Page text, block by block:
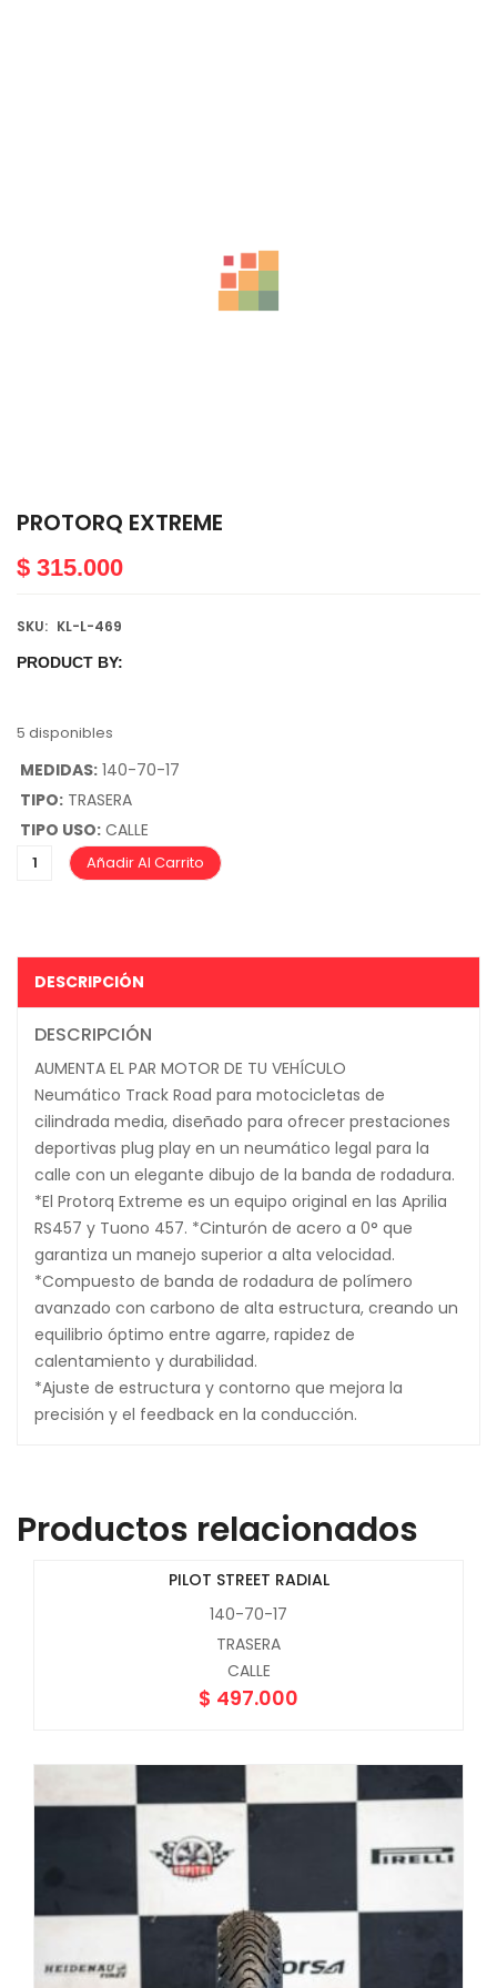
PROTORQ EXTREME
$ 315.000
SKU: KL-L-469
PRODUCT BY:
5 disponibles
MEDIDAS: 140-70-17
TIPO: TRASERA
TIPO USO: CALLE
Añadir Al Carrito
DESCRIPCIÓN
DESCRIPCIÓN
AUMENTA EL PAR MOTOR DE TU VEHÍCULO
Neumático Track Road para motocicletas de
cilindrada media, diseñado para ofrecer prestaciones
deportivas plug play en un neumático legal para la
calle con un elegante dibujo de la banda de rodadura.
*El Protorq Extreme es un equipo original en las Aprilia
RS457 y Tuono 457. *Cinturón de acero a 0° que
garantiza un manejo superior a alta velocidad.
*Compuesto de banda de rodadura de polímero
avanzado con carbono de alta estructura, creando un
equilibrio óptimo entre agarre, rapidez de
calentamiento y durabilidad.
*Ajuste de estructura y contorno que mejora la
precisión y el feedback en la conducción.
Productos relacionados
PILOT STREET RADIAL
140-70-17
TRASERA
CALLE
$ 497.000